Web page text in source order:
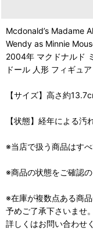
Mcdonald’s Madame
Wendy as Minnie
2004年 マクドナルド
ドール 人形 フィギュア
【サイズ】高さ約
【状態】経年による汚
※当店で扱う商品はす
※商品の状態をご確認
※在庫が複数点ある商
予めご了承下さいませ
詳しくはお問い合わせ